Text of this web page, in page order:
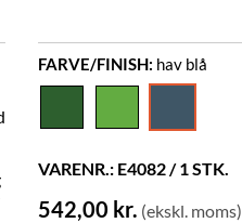
FARVE/FINISH: hav blå
VARENR.: E4082 / 1 STK.
542,00 kr. (ekskl. moms)